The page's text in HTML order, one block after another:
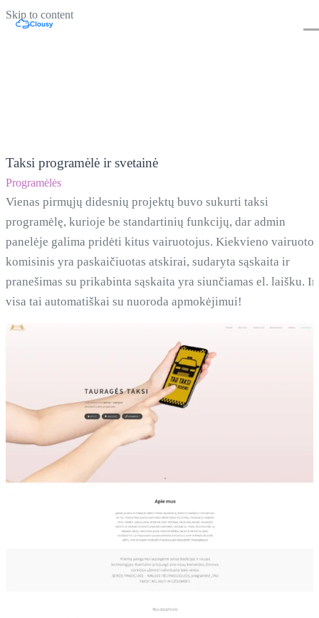
Skip to content
Taksi programėlė ir svetainė
Programėlės
Vienas pirmųjų didesnių projektų buvo sukurti taksi
programėlę, kurioje be standartinių funkcijų, dar admin
panelėje galima pridėti kitus vairuotojus. Kiekvieno
komisinis yra paskaičiuotas atskirai, sudaryta sąskaita ir
pranešimas su prikabinta sąskaita yra siunčiamas el. laišku. Ir
visa tai automatiškai su nuoroda apmokėjimui!